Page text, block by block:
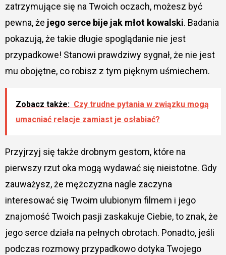
zatrzymujące się na Twoich oczach, możesz być
pewna, że jego serce bije jak młot kowalski. Badania
pokazują, że takie długie spoglądanie nie jest
przypadkowe! Stanowi prawdziwy sygnał, że nie jest
mu obojętne, co robisz z tym pięknym uśmiechem.
Zobacz także: Czy trudne pytania w związku mogą
umacniać relacje zamiast je osłabiać?
Przyjrzyj się także drobnym gestom, które na
pierwszy rzut oka mogą wydawać się nieistotne. Gdy
zauważysz, że mężczyzna nagle zaczyna
interesować się Twoim ulubionym filmem i jego
znajomość Twoich pasji zaskakuje Ciebie, to znak, że
jego serce działa na pełnych obrotach. Ponadto, jeśli
podczas rozmowy przypadkowo dotyka Twojego